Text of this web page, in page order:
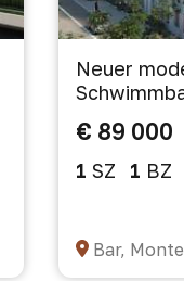
Neuer
€ 89 000
1 SZ 1 BZ
Bar,